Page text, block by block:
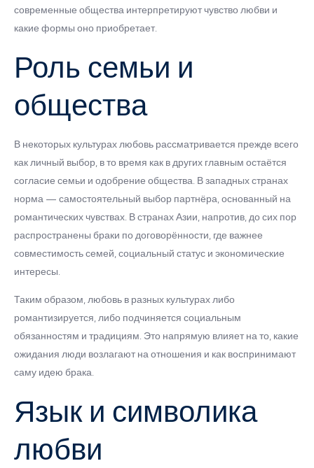
современные общества интерпретируют чувство любви и
какие формы оно приобретает.
Роль семьи и
общества
В некоторых культурах любовь рассматривается прежде всего
как личный выбор, в то время как в других главным остаётся
согласие семьи и одобрение общества. В западных странах
норма — самостоятельный выбор партнёра, основанный на
романтических чувствах. В странах Азии, напротив, до сих пор
распространены браки по договорённости, где важнее
совместимость семей, социальный статус и экономические
интересы.
Таким образом, любовь в разных культурах либо
романтизируется, либо подчиняется социальным
обязанностям и традициям. Это напрямую влияет на то, какие
ожидания люди возлагают на отношения и как воспринимают
саму идею брака.
Язык и символика
любви